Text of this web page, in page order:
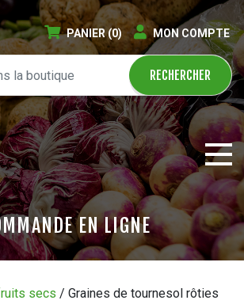
PANIER(0) MON COMPTE
EN LIGNE
secs / Graines de tournesol rôties